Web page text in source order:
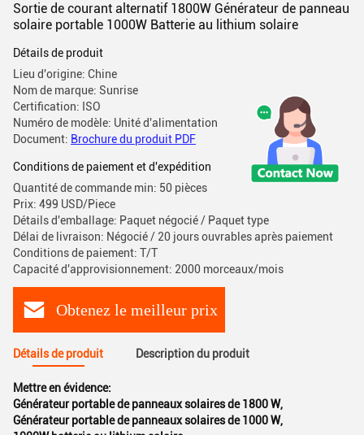
Sortie de courant alternatif 1800W Générateur de panneau
solaire portable 1000W Batterie au lithium solaire
Détails de produit
Lieu d'origine: Chine
Nom de marque: Sunrise
Certification: ISO
Numéro de modèle: Unité d'alimentation
Document: Brochure du produit PDF
Conditions de paiement et d'expédition
Quantité de commande min: 50 pièces
Prix: 499 USD/Piece
Détails d'emballage: Paquet négocié / Paquet type
Délai de livraison: Négocié / 20 jours ouvrables après paiement
Conditions de paiement: T/T
Capacité d'approvisionnement: 2000 morceaux/mois
Obtenez le meilleur prix
Détails de produit Description du produit
Mettre en évidence:
Générateur portable de panneaux solaires de 1800 W,
Générateur portable de panneaux solaires de 1000 W,